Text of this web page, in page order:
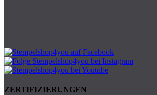
ZERTIFIZIERUNGEN